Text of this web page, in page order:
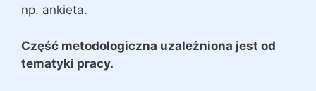
np. ankieta.
Część metodologiczna uzależniona jest od
tematyki pracy.